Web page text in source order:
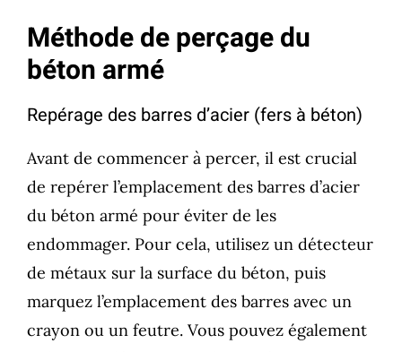
Méthode de perçage du
béton armé
Repérage des barres d’acier (fers à béton)
Avant de commencer à percer, il est crucial
de repérer l’emplacement des barres d’acier
du béton armé pour éviter de les
endommager. Pour cela, utilisez un détecteur
de métaux sur la surface du béton, puis
marquez l’emplacement des barres avec un
crayon ou un feutre. Vous pouvez également